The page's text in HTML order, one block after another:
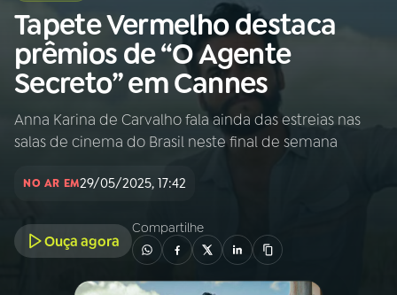
Buscar
na
Rádio
Nacional
Buscar
AO VIVO
INÍCIO
A RÁDIO
Tapete Vermelho destaca
prêmios de “O Agente
Secreto” em Cannes
Anna Karina de Carvalho fala ainda das estreias nas
salas de cinema do Brasil neste final de semana
NO AR EM29/05/2025, 17:42
Ouça agora
Compartilhe